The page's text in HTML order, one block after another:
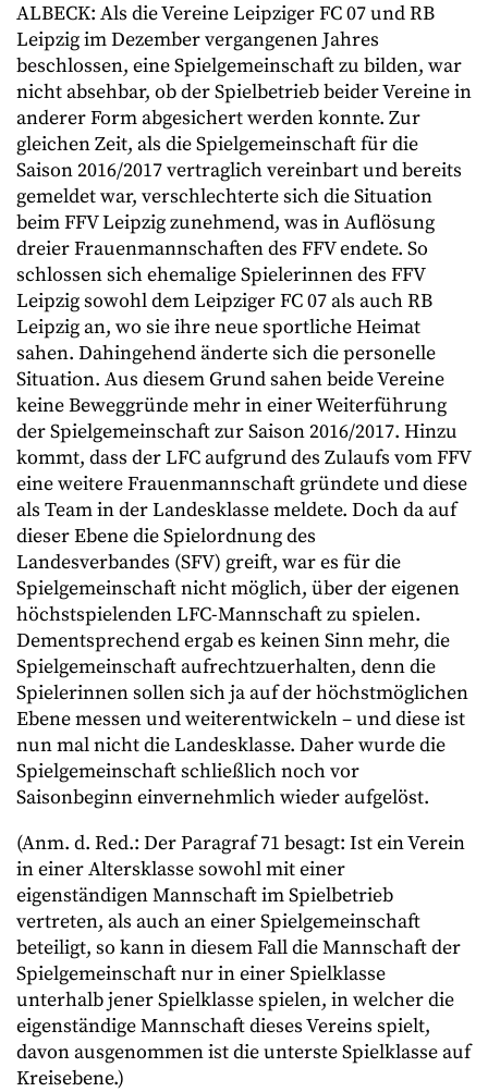
ALBECK: Als die Vereine Leipziger FC 07 und RB
Leipzig im Dezember vergangenen Jahres
beschlossen, eine Spielgemeinschaft zu bilden, war
nicht absehbar, ob der Spielbetrieb beider Vereine in
anderer Form abgesichert werden konnte. Zur
gleichen Zeit, als die Spielgemeinschaft für die
Saison 2016/2017 vertraglich vereinbart und bereits
gemeldet war, verschlechterte sich die Situation
beim FFV Leipzig zunehmend, was in Auflösung
dreier Frauenmannschaften des FFV endete. So
schlossen sich ehemalige Spielerinnen des FFV
Leipzig sowohl dem Leipziger FC 07 als auch RB
Leipzig an, wo sie ihre neue sportliche Heimat
sahen. Dahingehend änderte sich die personelle
Situation. Aus diesem Grund sahen beide Vereine
keine Beweggründe mehr in einer Weiterführung
der Spielgemeinschaft zur Saison 2016/2017. Hinzu
kommt, dass der LFC aufgrund des Zulaufs vom FFV
eine weitere Frauenmannschaft gründete und diese
als Team in der Landesklasse meldete. Doch da auf
dieser Ebene die Spielordnung des
Landesverbandes (SFV) greift, war es für die
Spielgemeinschaft nicht möglich, über der eigenen
höchstspielenden LFC-Mannschaft zu spielen.
Dementsprechend ergab es keinen Sinn mehr, die
Spielgemeinschaft aufrechtzuerhalten, denn die
Spielerinnen sollen sich ja auf der höchstmöglichen
Ebene messen und weiterentwickeln – und diese ist
nun mal nicht die Landesklasse. Daher wurde die
Spielgemeinschaft schließlich noch vor
Saisonbeginn einvernehmlich wieder aufgelöst.
(Anm. d. Red.: Der Paragraf 71 besagt: Ist ein Verein
in einer Altersklasse sowohl mit einer
eigenständigen Mannschaft im Spielbetrieb
vertreten, als auch an einer Spielgemeinschaft
beteiligt, so kann in diesem Fall die Mannschaft der
Spielgemeinschaft nur in einer Spielklasse
unterhalb jener Spielklasse spielen, in welcher die
eigenständige Mannschaft dieses Vereins spielt,
davon ausgenommen ist die unterste Spielklasse auf
Kreisebene.)